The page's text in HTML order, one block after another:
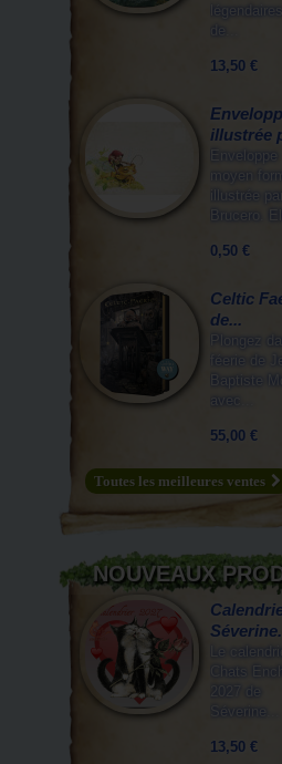
de...
13,50 €
illustrée
Enveloppe
moyen
illustrée par
Brucero.
0,50 €
Celtic
de...
Plongez
féerie de
Baptiste
avec...
55,00 €
Toutes les meilleures ventes
NOUVEAUX
Le
Chats
2027 de
Séverine...
13,50 €